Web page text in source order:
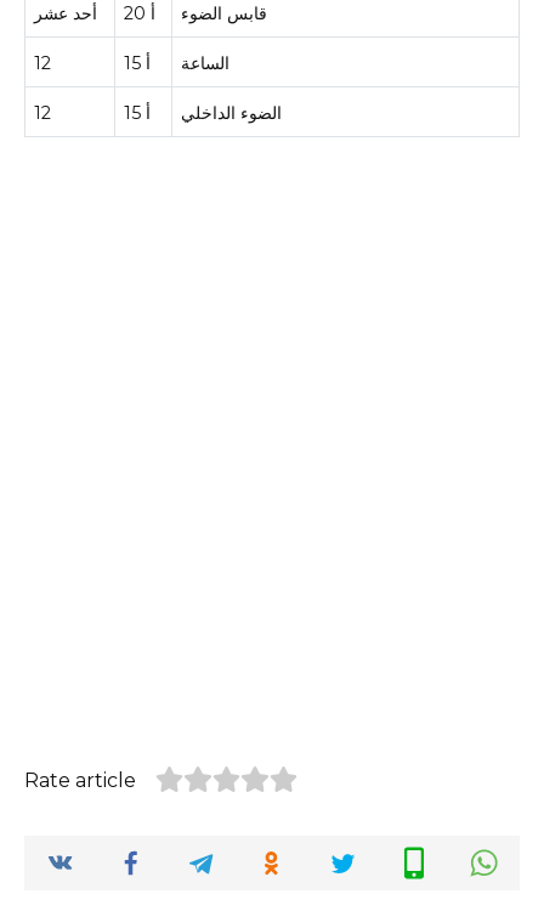
أحد عشر 20 أ قابس الضوء
12 15 أ الساعة
12 15 أ الضوء الداخلي
Rate article